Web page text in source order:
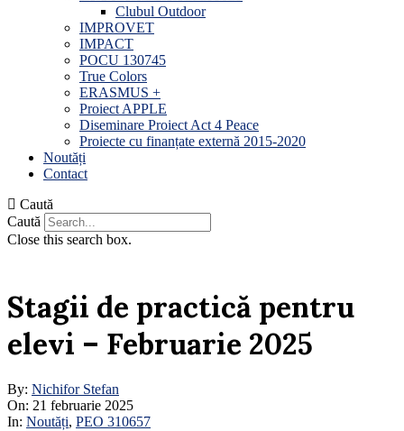
Clubul Outdoor
IMPROVET
IMPACT
POCU 130745
True Colors
ERASMUS +
Proiect APPLE
Diseminare Proiect Act 4 Peace
Proiecte cu finanțate externă 2015-2020
Noutăți
Contact
Caută
Caută
Close this search box.
Stagii de practică pentru
elevi – Februarie 2025
By: Nichifor Stefan
On: 21 februarie 2025
In: Noutăți, PEO 310657